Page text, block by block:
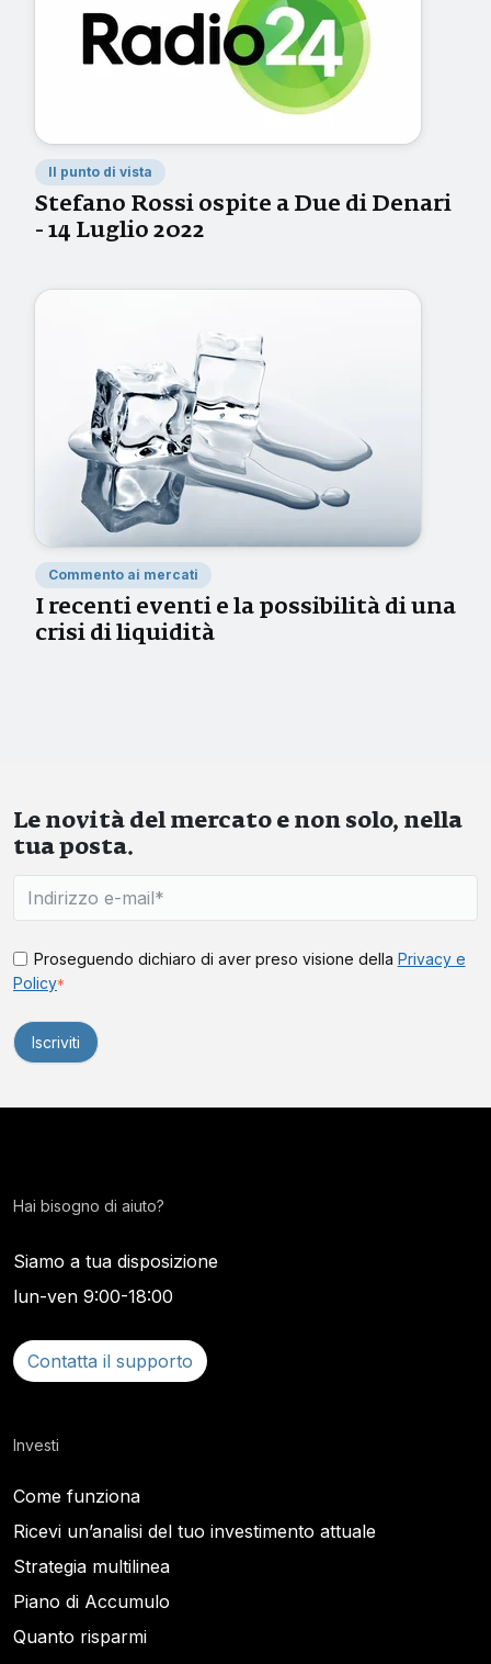
Il punto di vista
Stefano Rossi ospite a Due di Denari
- 14 Luglio 2022
Commento ai mercati
I recenti eventi e la possibilità di una
crisi di liquidità
Le novità del mercato e non solo, nella
tua posta.
Proseguendo dichiaro di aver preso visione della Privacy e
Policy*
Hai bisogno di aiuto?
Siamo a tua disposizione
lun-ven 9:00-18:00
Contatta il supporto
Investi
Come funziona
Ricevi un’analisi del tuo investimento attuale
Strategia multilinea
Piano di Accumulo
Quanto risparmi